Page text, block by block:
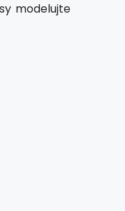
modelujte